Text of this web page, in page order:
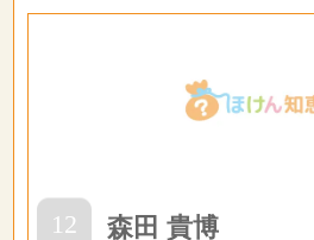
12
森田 貴博